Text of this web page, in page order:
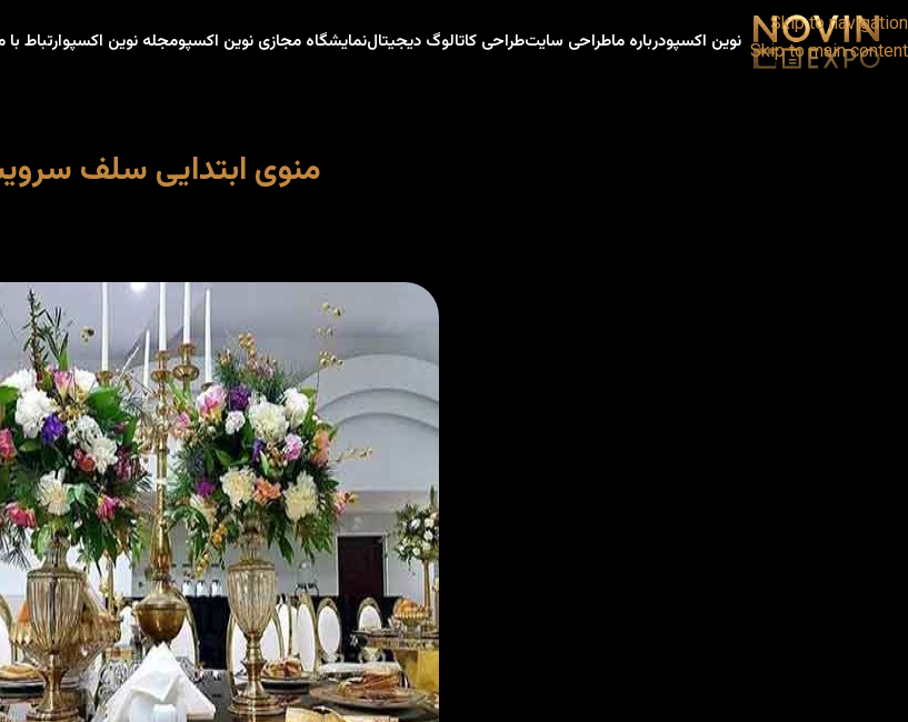
Skip to navigation
Skip to main content نوین اکسپودرباره ماطراحی سایتطراحی کاتالوگ دیجیتالنمایشگاه مجازی نوین اکسپومجله نوین اکسپوارتباط با
منوی ابتدایی سلف